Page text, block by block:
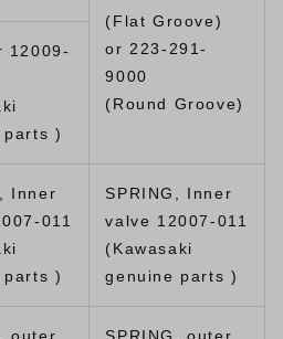
(Flat Groove)
or 223-291-
9000
(Round Groove)
12009-
parts )
Inner
011
parts )
SPRING, Inner
valve 12007-011
(Kawasaki
genuine parts )